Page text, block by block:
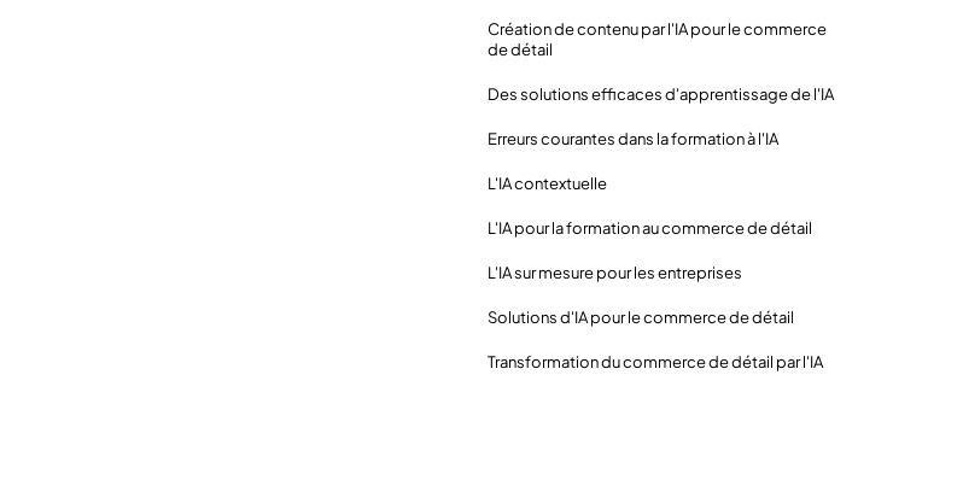
Création de contenu par l'IA pour le commerce
de détail
Des solutions efficaces d'apprentissage de l'IA
Erreurs courantes dans la formation à l'IA
L'IA contextuelle
L'IA pour la formation au commerce de détail
L'IA sur mesure pour les entreprises
Solutions d'IA pour le commerce de détail
Transformation du commerce de détail par l'IA